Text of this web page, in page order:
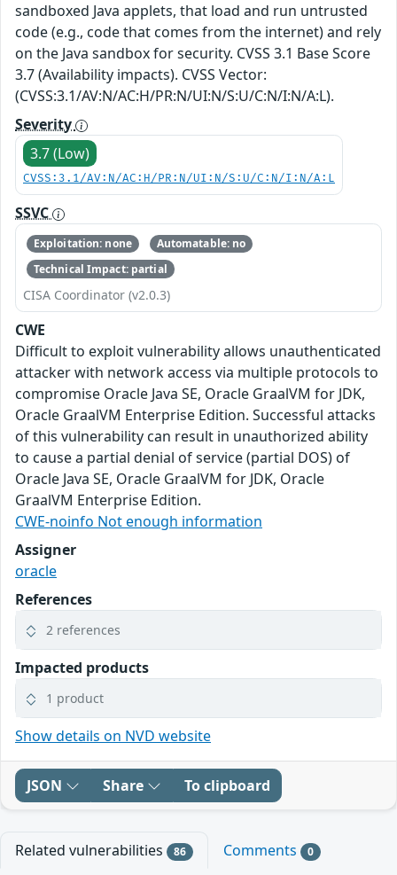
sandboxed Java applets, that load and run untrusted
code (e.g., code that comes from the internet) and rely
on the Java sandbox for security. CVSS 3.1 Base Score
3.7 (Availability impacts). CVSS Vector:
(CVSS:3.1/AV:N/AC:H/PR:N/UI:N/S:U/C:N/I:N/A:L).
Severity
3.7 (Low)
CVSS:3.1/AV:N/AC:H/PR:N/UI:N/S:U/C:N/I:N/A:L
SSVC
Exploitation: none
Automatable: no
Technical Impact: partial
CISA Coordinator (v2.0.3)
CWE
Difficult to exploit vulnerability allows unauthenticated
attacker with network access via multiple protocols to
compromise Oracle Java SE, Oracle GraalVM for JDK,
Oracle GraalVM Enterprise Edition. Successful attacks
of this vulnerability can result in unauthorized ability
to cause a partial denial of service (partial DOS) of
Oracle Java SE, Oracle GraalVM for JDK, Oracle
GraalVM Enterprise Edition.
CWE-noinfo Not enough information
Assigner
oracle
References
2 references
Impacted products
1 product
Show details on NVD website
JSON Share To clipboard
Related vulnerabilities 86 Comments 0